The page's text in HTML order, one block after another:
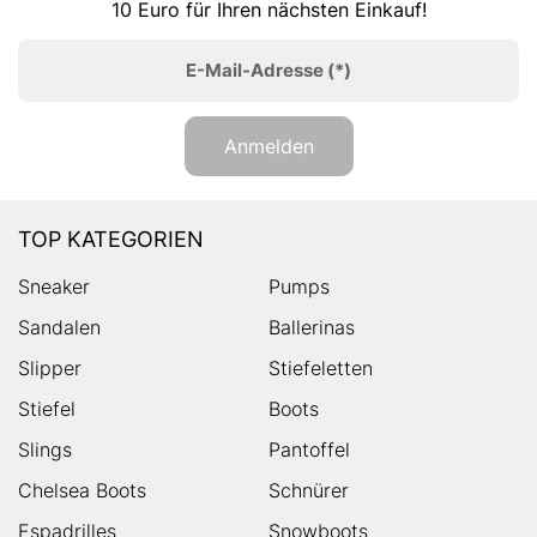
10 Euro für Ihren nächsten Einkauf!
E-Mail-Adresse (*)
Anmelden
TOP KATEGORIEN
Sneaker
Pumps
Sandalen
Ballerinas
Slipper
Stiefeletten
Stiefel
Boots
Slings
Pantoffel
Chelsea Boots
Schnürer
Espadrilles
Snowboots